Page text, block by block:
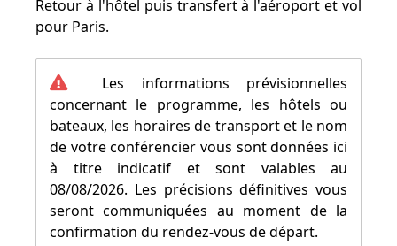
Retour à l'hôtel puis transfert à l'aéroport et vol
pour Paris.
Les informations prévisionnelles
concernant le programme, les hôtels ou
bateaux, les horaires de transport et le nom
de votre conférencier vous sont données ici
à titre indicatif et sont valables au
08/08/2026. Les précisions définitives vous
seront communiquées au moment de la
confirmation du rendez-vous de départ.